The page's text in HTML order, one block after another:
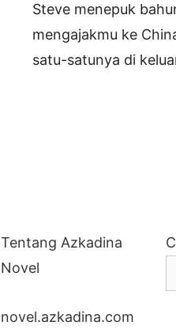
Steve menepuk
mengajakmu ke
satu-satunya di
Tentang Azkadina
Novel
novel.azkadina.com